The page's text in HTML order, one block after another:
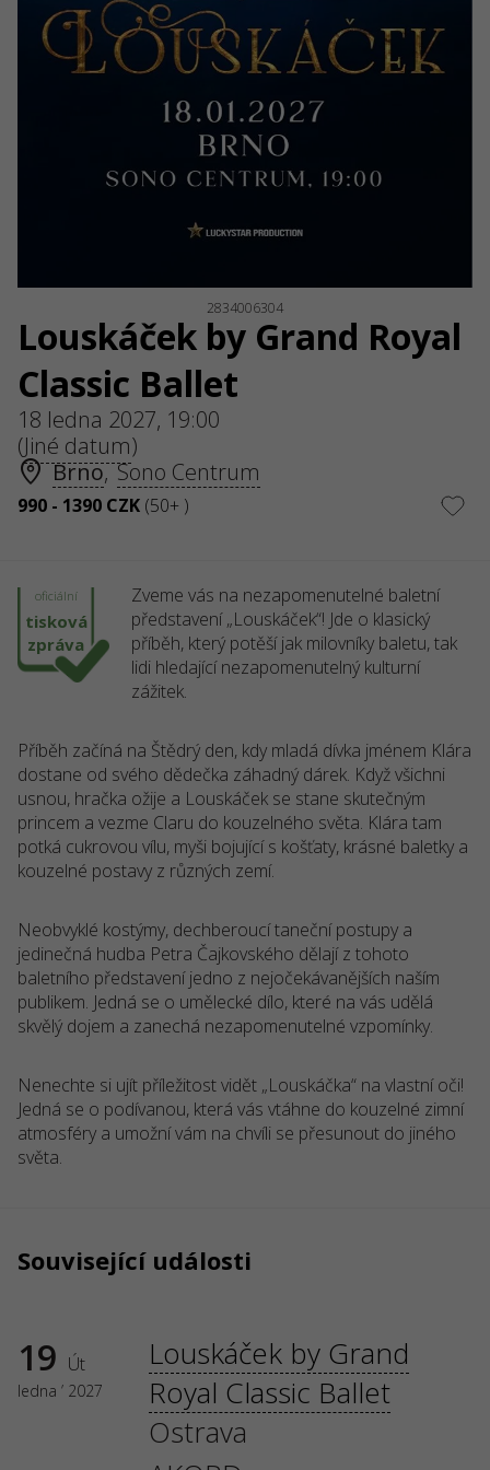
2834006304
Louskáček by Grand Royal
Classic Ballet
18 ledna 2027, 19:00
(Jiné datum)
Brno, Sono Centrum
990 - 1390 CZK (50+ )
oficiální
tisková
zpráva
Zveme vás na nezapomenutelné baletní
představení „Louskáček“! Jde o klasický
příběh, který potěší jak milovníky baletu, tak
lidi hledající nezapomenutelný kulturní
zážitek.
Příběh začíná na Štědrý den, kdy mladá dívka jménem Klára
dostane od svého dědečka záhadný dárek. Když všichni
usnou, hračka ožije a Louskáček se stane skutečným
princem a vezme Claru do kouzelného světa. Klára tam
potká cukrovou vílu, myši bojující s košťaty, krásné baletky a
kouzelné postavy z různých zemí.
Neobvyklé kostýmy, dechberoucí taneční postupy a
jedinečná hudba Petra Čajkovského dělají z tohoto
baletního představení jedno z nejočekávanějších naším
publikem. Jedná se o umělecké dílo, které na vás udělá
skvělý dojem a zanechá nezapomenutelné vzpomínky.
Nenechte si ujít příležitost vidět „Louskáčka“ na vlastní oči!
Jedná se o podívanou, která vás vtáhne do kouzelné zimní
atmosféry a umožní vám na chvíli se přesunout do jiného
světa.
Související události
19 Út
ledna ’ 2027
Louskáček by Grand
Royal Classic Ballet
Ostrava